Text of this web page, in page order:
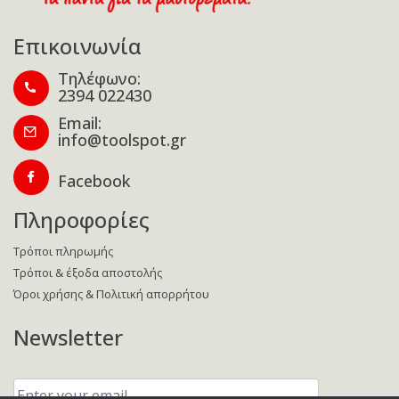
Επικοινωνία
Τηλέφωνο:
2394 022430
Email:
info@toolspot.gr
Facebook
Πληροφορίες
Τρόποι πληρωμής
Τρόποι & έξοδα αποστολής
Όροι χρήσης & Πολιτική απορρήτου
Newsletter
your